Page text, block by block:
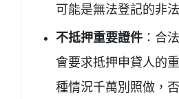
可能是無法登記的非
不抵押重要證件 ：合
會要求抵押申貸人的
種情況千萬別照做，